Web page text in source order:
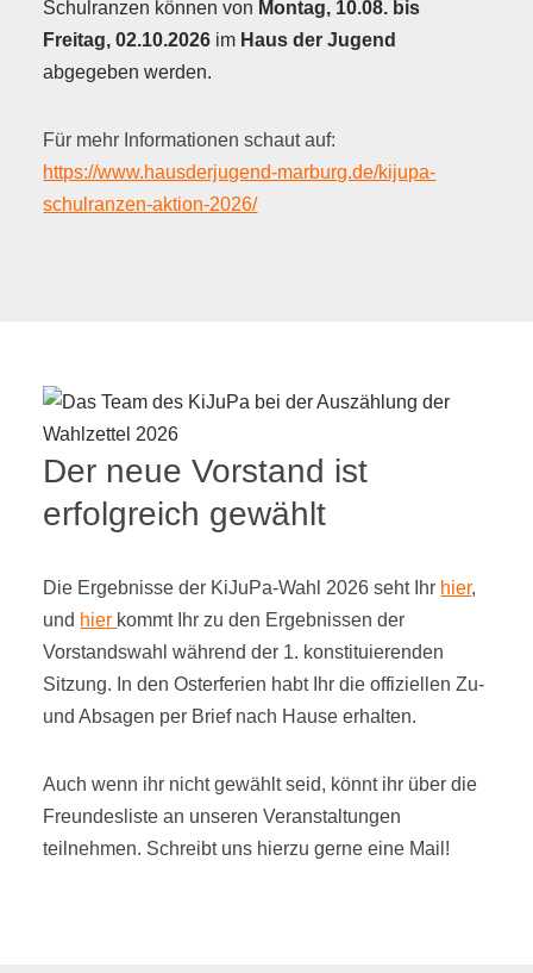
Schulranzen können von Montag, 10.08. bis
Freitag, 02.10.2026 im Haus der Jugend
abgegeben werden.
Für mehr Informationen schaut auf:
https://www.hausderjugend-marburg.de/kijupa-
schulranzen-aktion-2026/
Der neue Vorstand ist
erfolgreich gewählt
Die Ergebnisse der KiJuPa-Wahl 2026 seht Ihr hier,
und hier kommt Ihr zu den Ergebnissen der
Vorstandswahl während der 1. konstituierenden
Sitzung. In den Osterferien habt Ihr die offiziellen Zu-
und Absagen per Brief nach Hause erhalten.
Auch wenn ihr nicht gewählt seid, könnt ihr über die
Freundesliste an unseren Veranstaltungen
teilnehmen. Schreibt uns hierzu gerne eine Mail!